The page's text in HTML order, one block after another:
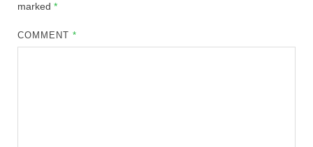
marked *
COMMENT*